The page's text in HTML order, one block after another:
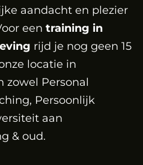
aandacht en plezier
een training in
rijd je nog geen 15
locatie in
zowel Personal
Persoonlijk
aan
& oud.